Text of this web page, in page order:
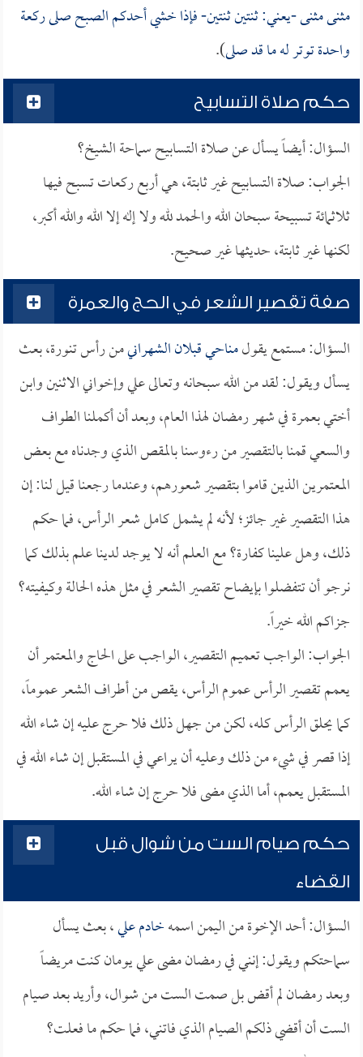
مثنى مثنى -يعني: ثنتين ثنتين- فإذا خشي أحدكم الصبح صلى ركعة
واحدة توتر له ما قد صلى).
حكم صلاة التسابيح
السؤال: أيضاً يسأل عن صلاة التسابيح سماحة الشيخ؟
الجواب: صلاة التسابيح غير ثابتة، هي أربع ركعات تسبح فيها
ثلاثمائة تسبيحة سبحان الله والحمد لله ولا إله إلا الله والله أكبر،
لكنها غير ثابتة، حديثها غير صحيح.
صفة تقصير الشعر في الحج والعمرة
السؤال: مستمع يقولمناحي قبلان الشهرانيمن رأس تنورة، بعث
يسأل ويقول: لقد من الله سبحانه وتعالى علي وإخواني الاثنين وابن
أختي بعمرة في شهر رمضان لهذا العام، وبعد أن أكملنا الطواف
والسعي قمنا بالتقصير من رءوسنا بالمقص الذي وجدناه مع بعض
المعتمرين الذين قاموا بتقصير شعورهم، وعندما رجعنا قيل لنا: إن
هذا التقصير غير جائز؛ لأنه لم يشمل كامل شعر الرأس، فما حكم
ذلك، وهل علينا كفارة؟ مع العلم أنه لا يوجد لدينا علم بذلك كما
نرجو أن تتفضلوا بإيضاح تقصير الشعر في مثل هذه الحالة وكيفيته؟
جزاكم الله خيراً.
الجواب: الواجب تعميم التقصير، الواجب على الحاج والمعتمر أن
يعمم تقصير الرأس عموم الرأس، يقص من أطراف الشعر عموماً،
كما يحلق الرأس كله، لكن من جهل ذلك فلا حرج عليه إن شاء الله
إذا قصر في شيء من ذلك وعليه أن يراعي في المستقبل إن شاء الله في
المستقبل يعمم، أما الذي مضى فلا حرج إن شاء الله.
حكم صيام الست من شوال قبل
القضاء
السؤال: أحد الإخوة من اليمن اسمهخادم علي، بعث يسأل
سماحتكم ويقول: إنني في رمضان مضى علي يومان كنت مريضاً
وبعد رمضان لم أقض بل صمت الست من شوال، وأريد بعد صيام
الست أن أقضي ذلكم الصيام الذي فاتني، فما حكم ما فعلت؟